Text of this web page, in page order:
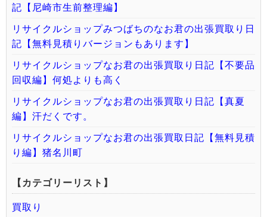
記【尼崎市生前整理編】
リサイクルショップみつばちのなお君の出張買取り日
記【無料見積りバージョンもあります】
リサイクルショップなお君の出張買取り日記【不要品
回収編】何処よりも高く
リサイクルショップなお君の出張買取り日記【真夏
編】汗だくです。
リサイクルショップなお君の出張買取日記【無料見積
り編】猪名川町
【カテゴリーリスト】
買取り